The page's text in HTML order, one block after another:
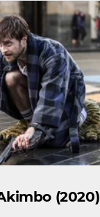
(2020)